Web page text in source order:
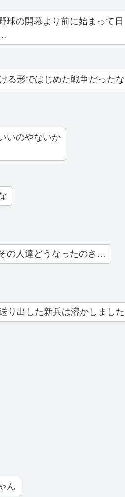
球の開幕より前に始まって日
る形ではじめた戦争だったな
いのやないか
の人達どうなったのさ…
り出した新兵は溶かしました
ん